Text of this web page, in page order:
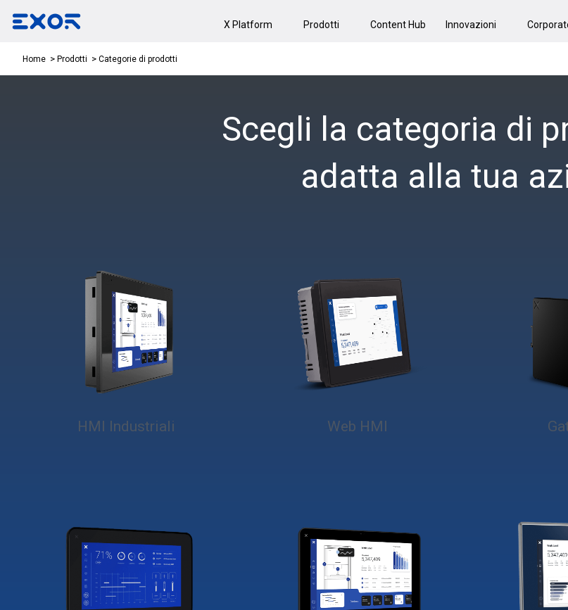
X Platform Prodotti Content Hub Innovazioni
Home Prodotti Categorie di prodotti
Scegli la categoria di
adatta alla tua
HMI Industriali Web HMI